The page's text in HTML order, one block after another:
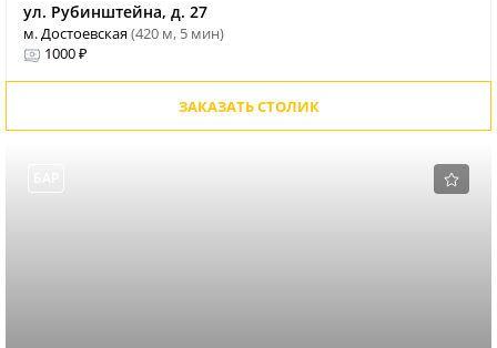
ул. Рубинштейна, д. 27
м. Достоевская(420 м, 5 мин)
1000 ₽
ЗАКАЗАТЬ СТОЛИК